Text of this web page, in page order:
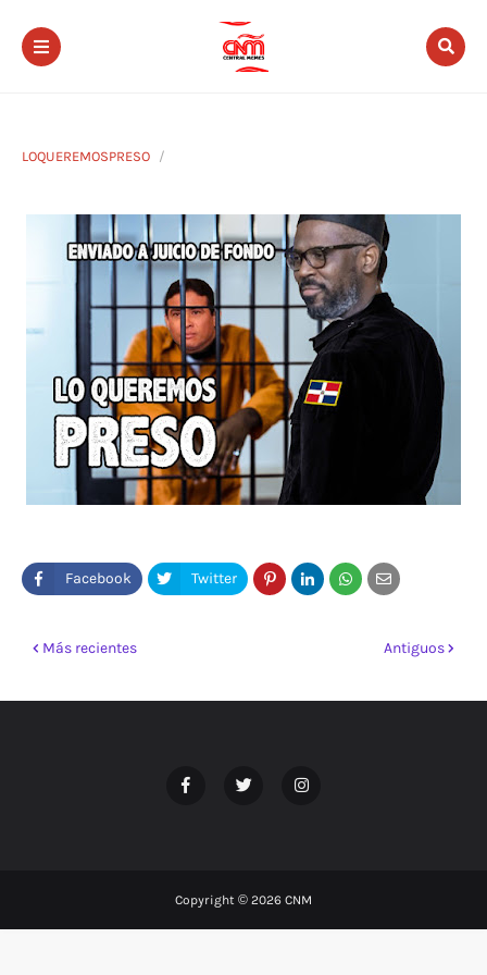
LOQUEREMOSPRESO
Más recientes Antiguos
Copyright © 2026 CNM